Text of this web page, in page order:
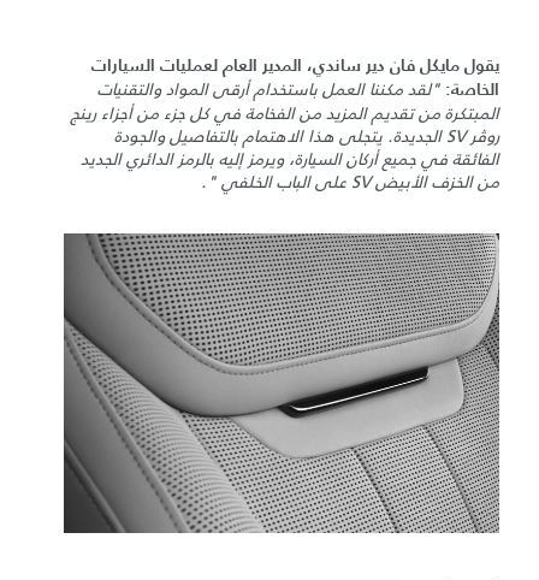
يقول مايكل فان دير ساندي، المدير العام لعمليات السيارات
الخاصة: "لقد مكننا العمل باستخدام أرقى المواد والتقنيات
المبتكرة من تقديم المزيد من الفخامة في كل جزء من أجزاء رينج
روڤر SV الجديدة. يتجلى هذا الاهتمام بالتفاصيل والجودة
الفائقة في جميع أركان السيارة، ويرمز إليه بالرمز الدائري الجديد
من الخزف الأبيض SV على الباب الخلفي ".